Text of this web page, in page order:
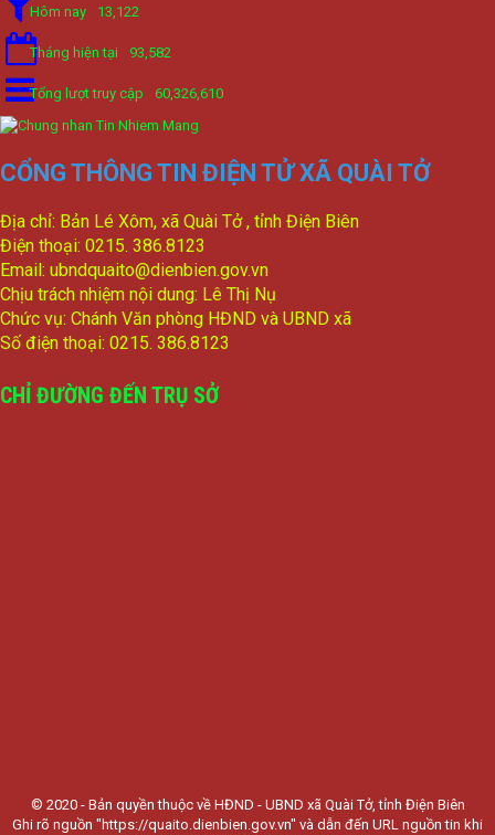
Hôm nay 13,122
Tháng hiện tại 93,582
Tổng lượt truy cập 60,326,610
CỔNG THÔNG TIN ĐIỆN TỬ XÃ QUÀI TỞ
Địa chỉ: Bản Lé Xôm, xã Quài Tở , tỉnh Điện Biên
Điện thoại: 0215. 386.8123
Email: ubndquaito@dienbien.gov.vn
Chịu trách nhiệm nội dung: Lê Thị Nụ
Chức vụ: Chánh Văn phòng HĐND và UBND xã
Số điện thoại: 0215. 386.8123
CHỈ ĐƯỜNG ĐẾN TRỤ SỞ
© 2020 - Bản quyền thuộc về HĐND - UBND xã Quài Tở, tỉnh Điện Biên
Ghi rõ nguồn "https://quaito.dienbien.gov.vn" và dẫn đến URL nguồn tin khi